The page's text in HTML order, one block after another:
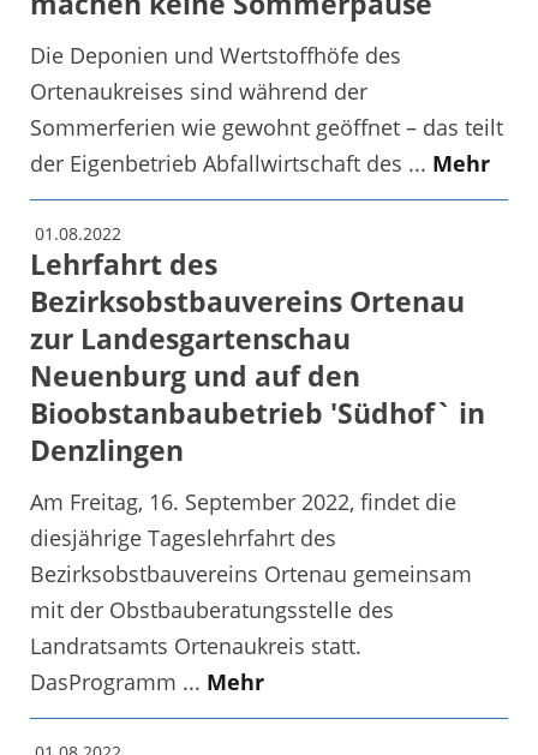
Die Deponien und Wertstoffhöfe des
Ortenaukreises sind während der
Sommerferien wie gewohnt geöffnet – das teilt
der Eigenbetrieb Abfallwirtschaft des ... Mehr
01.08.2022
Lehrfahrt des
Bezirksobstbauvereins Ortenau
zur Landesgartenschau
Neuenburg und auf den
Bioobstanbaubetrieb 'Südhof` in
Denzlingen
Am Freitag, 16. September 2022, findet die
diesjährige Tageslehrfahrt des
Bezirksobstbauvereins Ortenau gemeinsam
mit der Obstbauberatungsstelle des
Landratsamts Ortenaukreis statt.
DasProgramm ... Mehr